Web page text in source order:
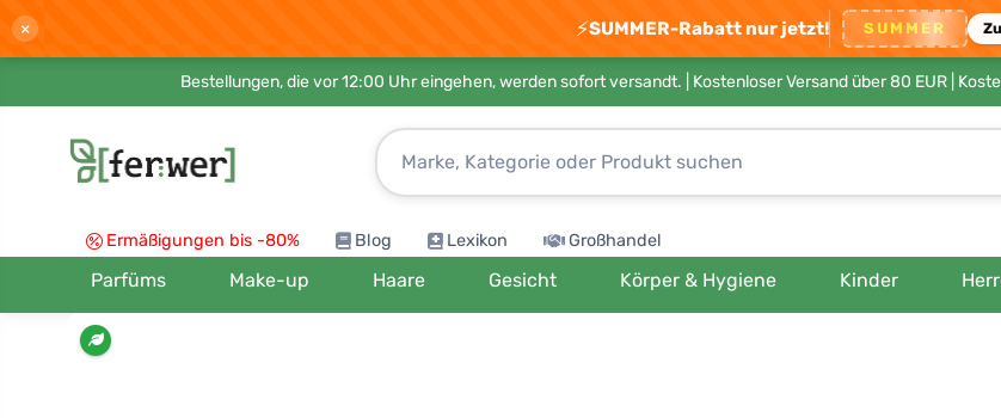
× ⚡SUMMER-Rabatt nur jetzt! SUMMER
Bestellungen, die vor 12:00 Uhr eingehen, werden sofort versandt. | Kostenloser Versand über 80 EUR |
Ermäßigungen bis -80% Blog Lexikon Großhandel
Parfüms Make-up Haare Gesicht Körper & Hygiene Kinder